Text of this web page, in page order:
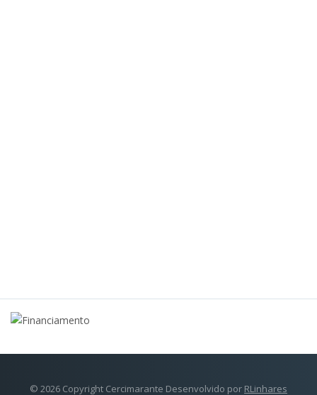
© 2026 Copyright Cercimarante Desenvolvido por RLinhares